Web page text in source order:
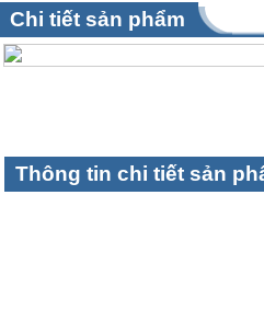
Chi tiết sản phẩm
Thông tin chi tiết sản